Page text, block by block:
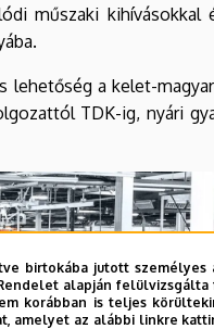
műszaki
a kelet-
TDK-ig, nyári
birtokába jutott
alapján
korábban is teljes
amelyet az alábbi linkre